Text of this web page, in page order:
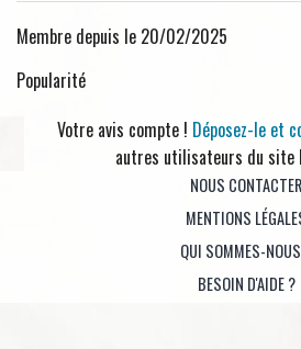
Membre depuis le 20/02/2025
Popularité
Votre avis compte ! Déposez-le et
autres utilisateurs du site
NOUS CONTACTER
MENTIONS
QUI SOMMES-
BESOIN D'AIDE ?